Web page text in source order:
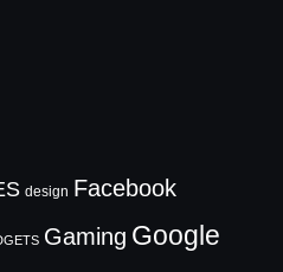
design Facebook
Gaming Google